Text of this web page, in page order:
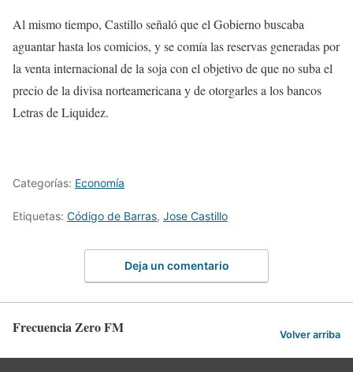
Al mismo tiempo, Castillo señaló que el Gobierno buscaba
aguantar hasta los comicios, y se comía las reservas generadas por
la venta internacional de la soja con el objetivo de que no suba el
precio de la divisa norteamericana y de otorgarles a los bancos
Letras de Liquidez.
Categorías: Economía
Etiquetas: Código de Barras, Jose Castillo
Deja un comentario
Frecuencia Zero FM Volver arriba